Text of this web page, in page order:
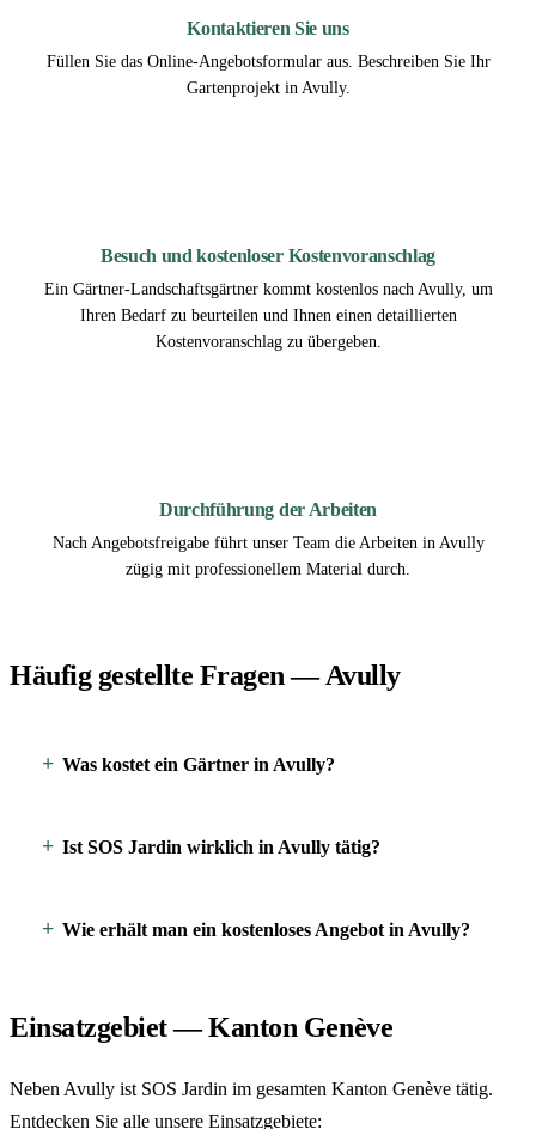
Kontaktieren Sie uns
Füllen Sie das Online-Angebotsformular aus. Beschreiben Sie Ihr
Gartenprojekt in Avully.
Besuch und kostenloser Kostenvoranschlag
Ein Gärtner-Landschaftsgärtner kommt kostenlos nach Avully, um
Ihren Bedarf zu beurteilen und Ihnen einen detaillierten
Kostenvoranschlag zu übergeben.
Durchführung der Arbeiten
Nach Angebotsfreigabe führt unser Team die Arbeiten in Avully
zügig mit professionellem Material durch.
Häufig gestellte Fragen — Avully
Was kostet ein Gärtner in Avully?
Ist SOS Jardin wirklich in Avully tätig?
Wie erhält man ein kostenloses Angebot in Avully?
Einsatzgebiet — Kanton Genève
Neben Avully ist SOS Jardin im gesamten Kanton Genève tätig.
Entdecken Sie alle unsere Einsatzgebiete: